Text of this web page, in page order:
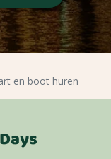
en boot huren